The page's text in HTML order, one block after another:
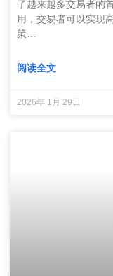
了越来越多交易者的
用，交易者可以实现
策…
阅读全文
2026年 1月 29日